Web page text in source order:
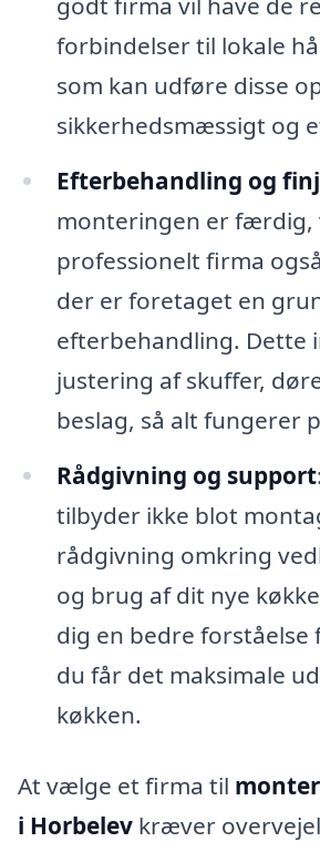
forbindelser til lokale
som kan udføre disse
sikkerhedsmæssigt og
Efterbehandling og
monteringen er færdig,
professionelt firma
der er foretaget en
efterbehandling. Dette
justering af skuffer,
beslag, så alt fungerer
Rådgivning og support
tilbyder ikke blot
rådgivning omkring
og brug af dit nye
dig en bedre forståelse
du får det maksimale
køkken.
At vælge et firma til
i Horbelev kræver